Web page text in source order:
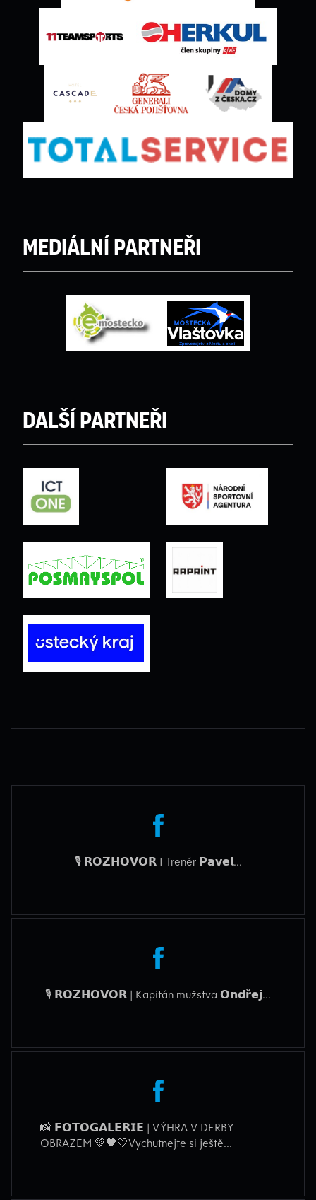
Mediální partneři
Další partneři
🎙️ 𝗥𝗢𝗭𝗛𝗢𝗩𝗢𝗥 I Trenér 𝗣𝗮𝘃𝗲𝗹...
🎙️ 𝗥𝗢𝗭𝗛𝗢𝗩𝗢𝗥 | Kapitán mužstva 𝗢𝗻𝗱𝗿̌𝗲𝗷...
📸 𝗙𝗢𝗧𝗢𝗚𝗔𝗟𝗘𝗥𝗜𝗘 | VÝHRA V DERBY
OBRAZEM 💚🖤🤍Vychutnejte si ještě...